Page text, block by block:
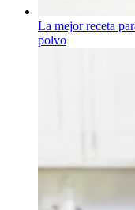
La mejor receta
polvo